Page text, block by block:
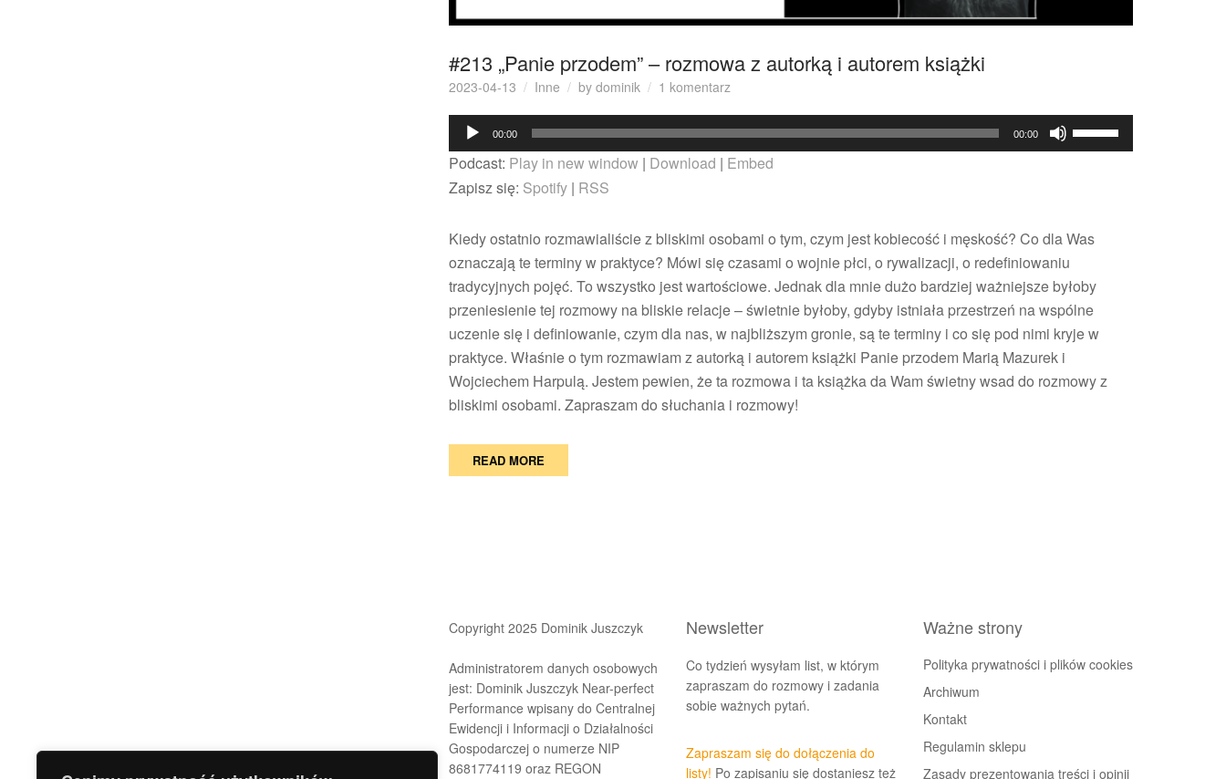
#213 „Panie przodem” – rozmowa z autorką i autorem książki
2023-04-13 Inne by dominik 1 komentarz
przodem”
–
i
autorem
Odtwarzacz
plików
dźwiękowych
00:00 00:00
strzałek
do
aby
zwiększyć
lub
głośność.
Podcast: Play in new window | Download | Embed
Zapisz się: Spotify | RSS
Kiedy ostatnio rozmawialiście z bliskimi osobami o tym, czym jest kobiecość i męskość? Co dla Was
oznaczają te terminy w praktyce? Mówi się czasami o wojnie płci, o rywalizacji, o redefiniowaniu
tradycyjnych pojęć. To wszystko jest wartościowe. Jednak dla mnie dużo bardziej ważniejsze byłoby
przeniesienie tej rozmowy na bliskie relacje – świetnie byłoby, gdyby istniała przestrzeń na wspólne
uczenie się i definiowanie, czym dla nas, w najbliższym gronie, są te terminy i co się pod nimi kryje w
praktyce. Właśnie o tym rozmawiam z autorką i autorem książki Panie przodem Marią Mazurek i
Wojciechem Harpulą. Jestem pewien, że ta rozmowa i ta książka da Wam świetny wsad do rozmowy z
bliskimi osobami. Zapraszam do słuchania i rozmowy!
READ MORE
Copyright 2025 Dominik Juszczyk
Administratorem danych osobowych
jest: Dominik Juszczyk Near-perfect
Performance wpisany do Centralnej
Ewidencji i Informacji o Działalności
Gospodarczej o numerze NIP
8681774119 oraz REGON
Newsletter
Co tydzień wysyłam list, w którym
zapraszam do rozmowy i zadania
sobie ważnych pytań.
Zapraszam się do dołączenia do
listy! Po zapisaniu się dostaniesz też
Ważne strony
Polityka prywatności i plików cookies
Archiwum
Kontakt
Regulamin sklepu
Zasady prezentowania treści i opinii